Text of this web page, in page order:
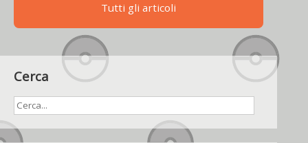
nasconde
qualcosa
Tutti gli articoli
Cerca